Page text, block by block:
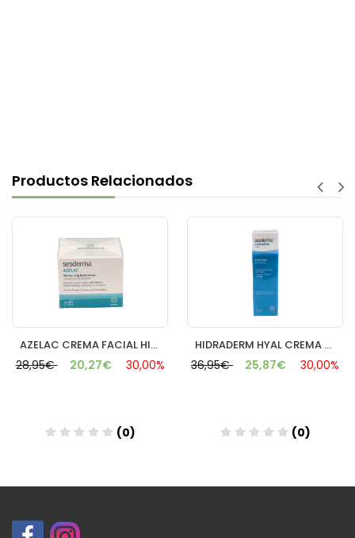
Productos Relacionados
AZELAC CREMA FACIAL HIDRATANTE 50 ML
28,95€ 20,27€ 30,00%
(0)
HIDRADERM HYAL CREMA FACIAL 50 ML
36,95€ 25,87€ 30,00%
(0)